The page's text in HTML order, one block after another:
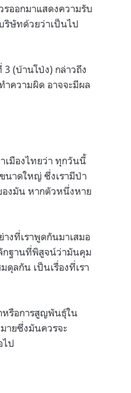
รออกมาแสดงความรับ
ริษัทด้วยว่าเป็นไป
(บ้านโป่ง) กล่าวถึง
ความผิด อาจจะมีผล
เมืองไทยว่า ทุกวันนี้
าดใหญ่ ซึ่งเรามีป่า
งมัน หากตัวหนึ่งหาย
งที่เราพูดกันมาเสมอ
กฐานที่พิสูจน์ว่ามันคุม
ดุลกัน เป็นเรื่องที่เรา
หรือการสูญพันธุ์ใน
ายซึ่งมันควรจะ
ไป